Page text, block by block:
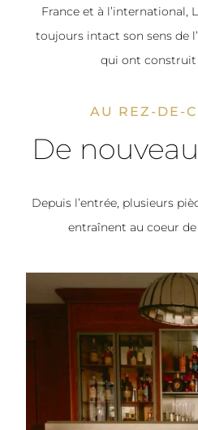
France et à l’international,
toujours intact son sens de
qui ont construit
AU REZ-DE-
De
Depuis l’entrée, plusieurs
entraînent au coeur de